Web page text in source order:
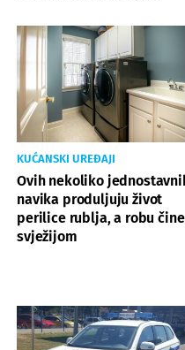
KUĆANSKI UREĐAJI
Ovih nekoliko
navika produljuju život
perilice rublja, a robu čine
svježijom